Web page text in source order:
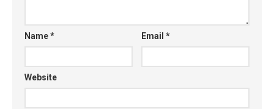
Name* Email*
Website